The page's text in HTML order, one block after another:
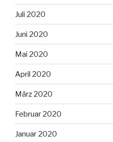
Juli 2020
Juni 2020
Mai 2020
April 2020
März 2020
Februar 2020
Januar 2020